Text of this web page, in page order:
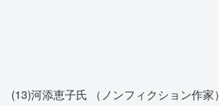
(13)河添恵子氏 （ノンフィクション作家）